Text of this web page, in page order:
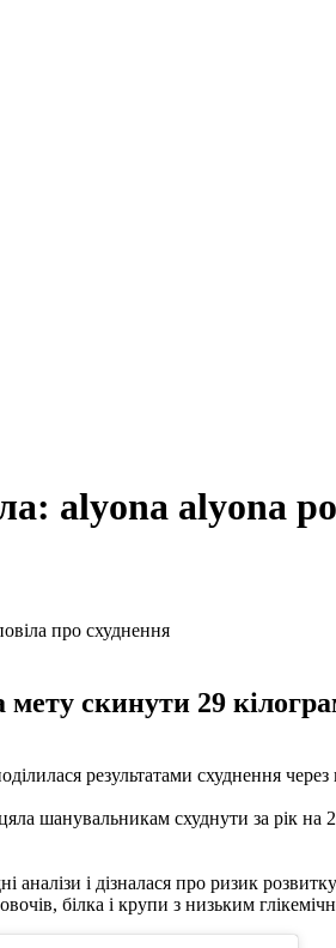
alyona alyona
мету скинути 29
результатами схуднення
шанувальникам схуднути за рік
аналізи і дізналася про ризик
білка і крупи з низьким